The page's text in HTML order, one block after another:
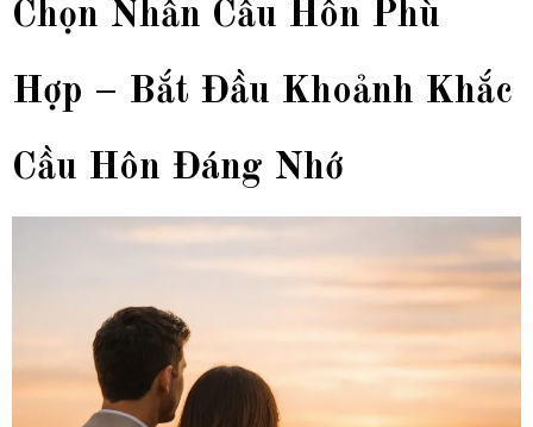
Chọn Nhẫn Cầu Hôn Phù
Hợp – Bắt Đầu Khoảnh Khắc
Cầu Hôn Đáng Nhớ